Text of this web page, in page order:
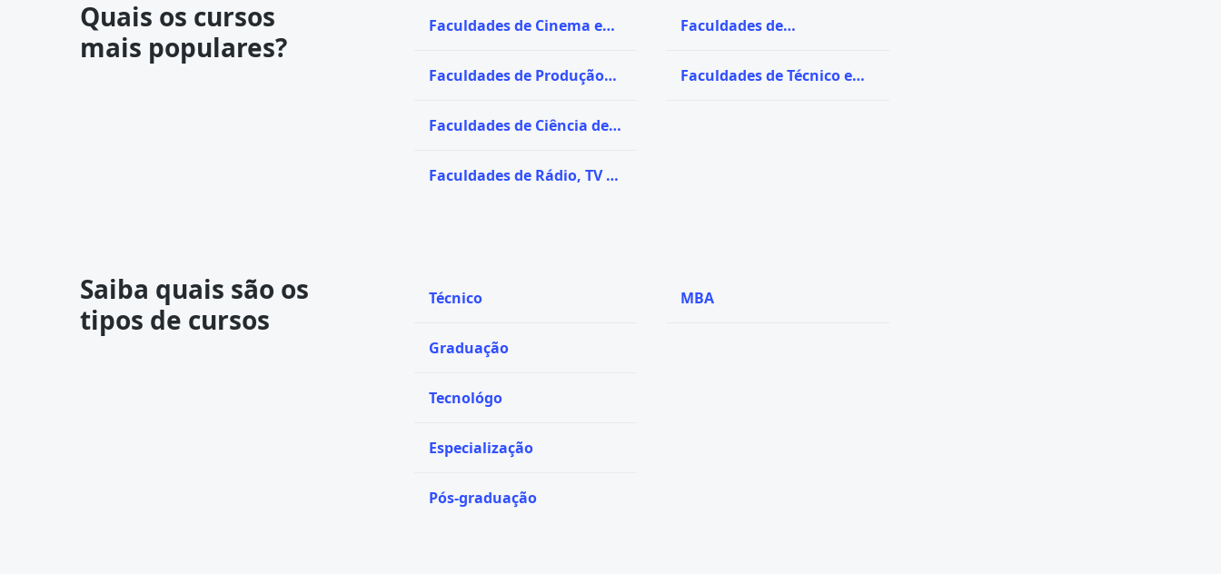
Quais os cursos
mais populares?
Faculdades de Cinema e
Faculdades de Produção
Faculdades de Ciência de
Faculdades de Rádio, TV e
Faculdades de
Faculdades de Técnico em
Saiba quais são os
tipos de cursos
Técnico
Graduação
Tecnológo
Especialização
Pós-graduação
MBA